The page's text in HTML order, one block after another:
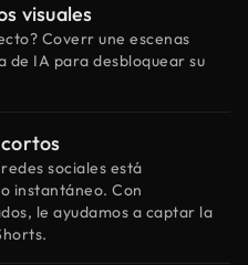
visuales
Coverr une escenas
de IA para desbloquear su
cortos
sociales está
instantáneo. Con
le ayudamos a captar la